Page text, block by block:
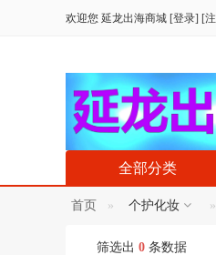
欢迎您 延龙出海商城 [登录] [
全部分类
首页 个护化妆
筛选出 0 条数据